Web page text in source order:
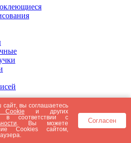
рублей
рублей
рублей
рублей
рублей
вы соглашаетесь
и других
в соответствии с
. Вы можете
Cookies сайтом,
Согласен